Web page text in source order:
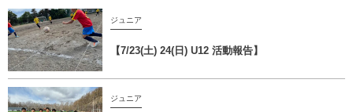
ジュニア
【7/23(土) 24(日) U12 活動報告】
ジュニア